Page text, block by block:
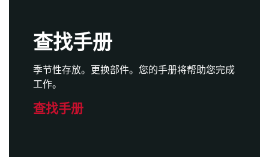
查找手册
季节性存放。更换部件。您的手册将帮助您完成
工作。
查找手册